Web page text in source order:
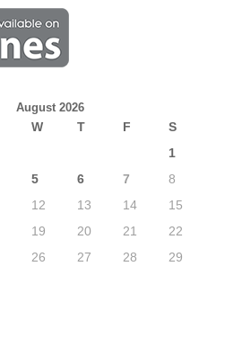
August 2026
W T F
S
1
5 6 7
8
12 13 14
15
19 20 21
22
26 27 28
29